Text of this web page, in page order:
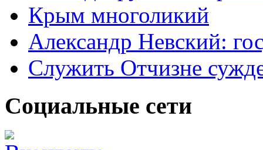
Крым многоликий
Александр Невский:
Служить Отчизне
Социальные сети